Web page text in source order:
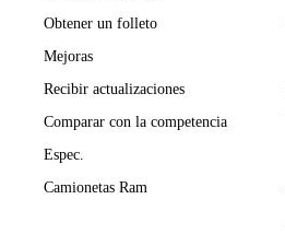
Obtener un folleto
Mejoras
Recibir actualizaciones
Comparar con la competencia
Espec.
Camionetas Ram